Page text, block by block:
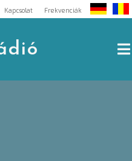
Kapcsolat Frekvenciák